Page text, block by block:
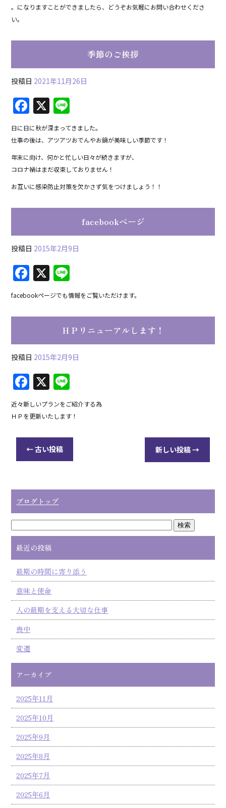
。になりますことができましたら、どうぞお気軽にお問い合わせくださ
い。
季節のご挨拶
投稿日 2021年11月26日
F
a
c
e
b
o
o
X
n
e
日に日に秋が深まってきました。
仕事の後は、アツアツおでんやお鍋が美味しい季節です！
年末に向け、何かと忙しい日々が続きますが、
コロナ禍はまだ収束しておりません！
お互いに感染防止対策を欠かさず気をつけましょう！！
facebookページ
投稿日 2015年2月9日
F
a
c
e
o
o
k
X
n
e
facebookページでも情報をご覧いただけます。
ＨＰリニューアルします！
投稿日 2015年2月9日
F
a
c
b
o
k
X
n
e
近々新しいプランをご紹介する為
ＨＰを更新いたします！
←古い投稿 新しい投稿→
ブログトップ
最近の投稿
最期の時間に寄り添う
意味と使命
人の最期を支える大切な仕事
喪中
変遷
アーカイブ
2025年11月
2025年10月
2025年9月
2025年8月
2025年7月
2025年6月